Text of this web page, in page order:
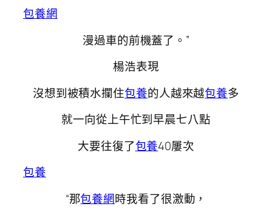
包養網
漫過車的前機蓋了。”
楊浩表現
沒想到被積水攔住包養的人越來越包養多
就一向從上午忙到早晨七八點
大要往復了包養40屢次
包養
“那包養網時我看了很激動，